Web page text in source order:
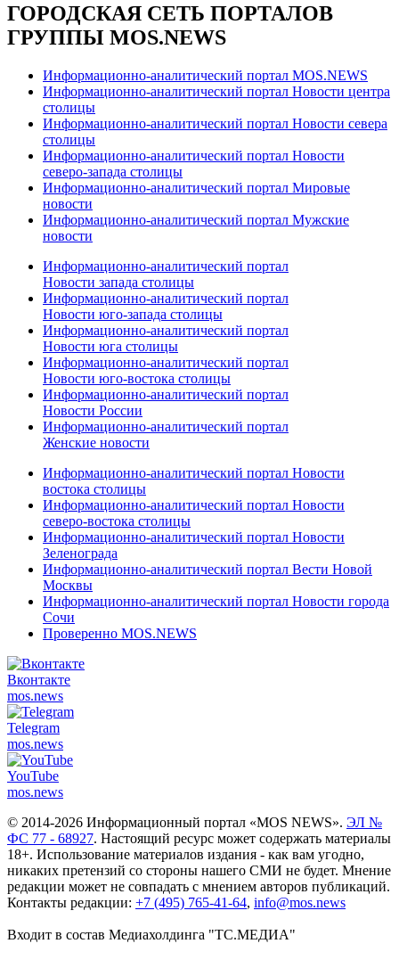
ГОРОДСКАЯ СЕТЬ ПОРТАЛОВ
ГРУППЫ MOS.NEWS
Информационно-аналитический портал MOS.NEWS
Информационно-аналитический портал Новости центра
столицы
Информационно-аналитический портал Новости севера
столицы
Информационно-аналитический портал Новости
северо-запада столицы
Информационно-аналитический портал Мировые
новости
Информационно-аналитический портал Мужские
новости
Информационно-аналитический портал
Новости запада столицы
Информационно-аналитический портал
Новости юго-запада столицы
Информационно-аналитический портал
Новости юга столицы
Информационно-аналитический портал
Новости юго-востока столицы
Информационно-аналитический портал
Новости России
Информационно-аналитический портал
Женские новости
Информационно-аналитический портал Новости
востока столицы
Информационно-аналитический портал Новости
северо-востока столицы
Информационно-аналитический портал Новости
Зеленограда
Информационно-аналитический портал Вести Новой
Москвы
Информационно-аналитический портал Новости города
Сочи
Проверенно MOS.NEWS
Вконтакте
mos.news
Telegram
mos.news
YouTube
mos.news
© 2014-2026 Информационный портал «MOS NEWS». ЭЛ №
ФС 77 - 68927. Настоящий ресурс может содержать материалы
18+. Использование материалов издания - как вам угодно,
никаких претензий со стороны нашего СМИ не будет. Мнение
редакции может не совпадать с мнением авторов публикаций.
Контакты редакции: +7 (495) 765-41-64, info@mos.news
Входит в состав Медиахолдинга "ТС.МЕДИА"